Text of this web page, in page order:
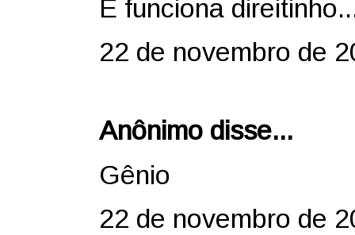
E funciona
22 de novembro de
Anônimo disse...
Gênio
22 de novembro de